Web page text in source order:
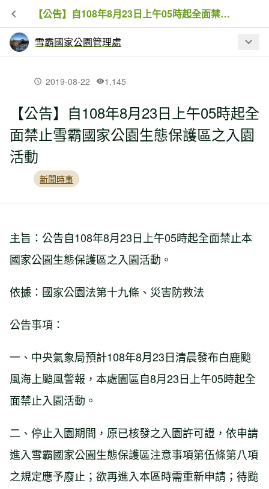
【公告】自108年8月23日上午05時起全面禁止雪霸國家公園生態保護區之入園活動
雪霸國家公園管理處
最新文章
關於監察院糾正三六九山莊興建工程案
將務實檢討改進並精進高山工程管理
請做好這些事
2019-08-22 1,145
【公告】自108年8月23日上午05時起全
面禁止雪霸國家公園生態保護區之入園
活動
新聞時事
主旨：公告自108年8月23日上午05時起全面禁止本
國家公園生態保護區之入園活動。
依據：國家公園法第十九條、災害防救法
公告事項：
一、中央氣象局預計108年8月23日清晨發布白鹿颱
風海上颱風警報，本處園區自8月23日上午05時起全
面禁止入園活動。
二、停止入園期間，原已核發之入園許可證，依申請
進入雪霸國家公園生態保護區注意事項第伍條第八項
之規定應予廢止；欲再進入本區時需重新申請；待颱